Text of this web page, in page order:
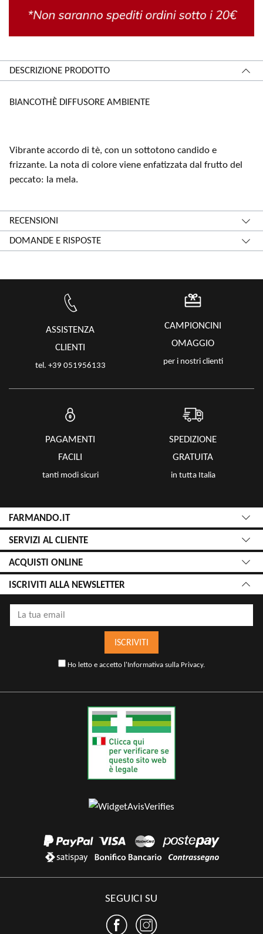
DESCRIZIONE PRODOTTO
BIANCOTHÈ DIFFUSORE AMBIENTE
Vibrante accordo di tè, con un sottotono candido e
frizzante. La nota di colore viene enfatizzata dal frutto del
peccato: la mela.
RECENSIONI
DOMANDE E RISPOSTE
ASSISTENZA
CLIENTI
tel. +39 051956133
CAMPIONCINI
OMAGGIO
per i nostri clienti
PAGAMENTI
FACILI
tanti modi sicuri
SPEDIZIONE
GRATUITA
in tutta Italia
FARMANDO.IT
SERVIZI AL CLIENTE
ACQUISTI ONLINE
ISCRIVITI ALLA NEWSLETTER
ISCRIVITI
Ho letto e accetto l' Informativa sulla Privacy.
SEGUICI SU